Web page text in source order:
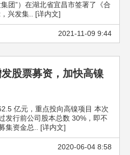
团”）在湖北省宜昌市签署了《合
兴发集.. [详内文]
2021-11-09 9:44
股票募资，加快高镍
亿元，重点投向高镍项目 本次
发行前公司股本总数 30%，即不
集资金总.. [详内文]
2020-06-04 8:58